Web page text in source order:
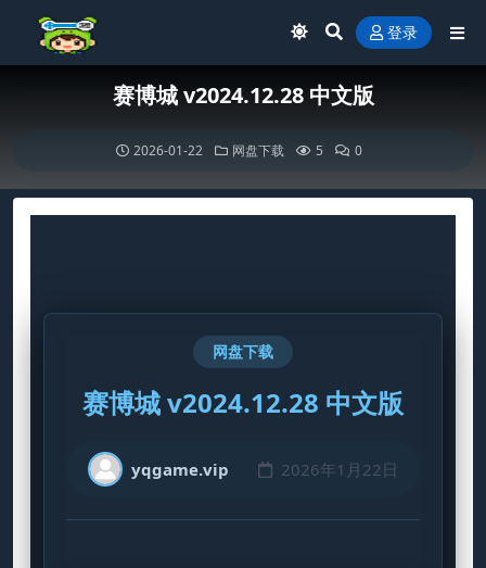
登录
赛博城 v2024.12.28 中文版
2026-01-22 网盘下载 5 0
网盘下载
赛博城 v2024.12.28 中文版
yqgame.vip 2026年1月22日